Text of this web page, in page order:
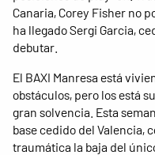
Canaria, Corey Fisher no
ha llegado Sergi Garcia,
debutar.
El BAXI Manresa está
obstáculos, pero los está
gran solvencia. Esta
base cedido del Valencia,
traumática la baja del